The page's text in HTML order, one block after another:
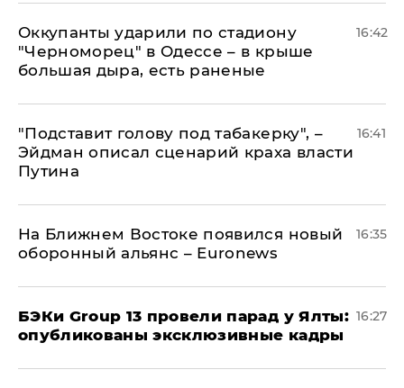
Оккупанты ударили по стадиону
"Черноморец" в Одессе – в крыше
большая дыра, есть раненые
16:42
​"Подставит голову под табакерку", –
Эйдман описал сценарий краха власти
Путина
16:41
На Ближнем Востоке появился новый
оборонный альянс – Euronews
16:35
​БЭКи Group 13 провели парад у Ялты:
опубликованы эксклюзивные кадры
16:27